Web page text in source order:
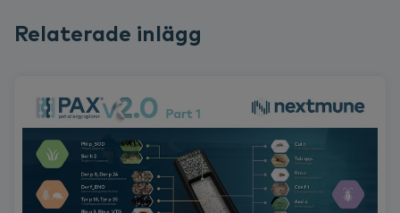
Relaterade inlägg